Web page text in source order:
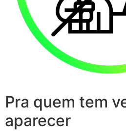
Pra quem tem
aparecer